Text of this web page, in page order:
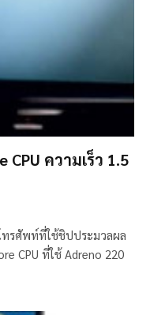
ความเร็ว 1.5
ทรศัพท์ที่ใช้ชิปประมวลผล
CPU ที่ใช้ Adreno 220